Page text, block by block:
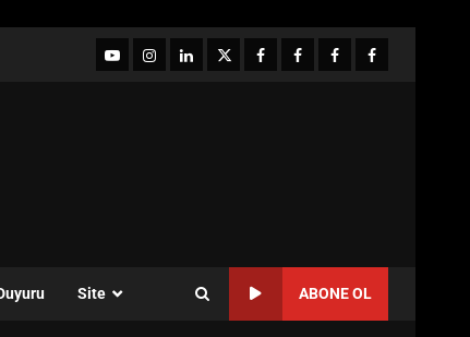
YouTubeInstagram
LinkedIntwitterfacebook-Facebook-
Facebook-Facebook-
Site ABONE OL